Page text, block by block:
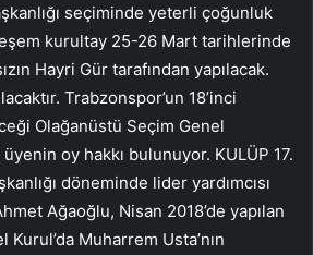
seçiminde yeterli çoğunluk
kurultay 25-26 Mart tarihlerinde
Hayri Gür tarafından yapılacak.
Trabzonspor’un 18’inci
Olağanüstü Seçim Genel
oy hakkı bulunuyor. KULÜP 17.
döneminde lider yardımcısı
Ağaoğlu, Nisan 2018’de yapılan
Muharrem Usta’nın